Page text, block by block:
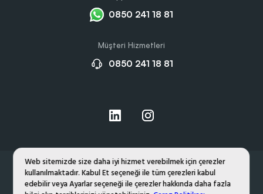
Web sitemizde size daha iyi hizmet verebilmek için çerezler
kullanılmaktadır. Kabul Et seçeneği ile tüm çerezleri kabul
edebilir veya Ayarlar seçeneği ile çerezler hakkında daha fazla
0850 241 18 81
Müşteri Hizmetleri
0850 241 18 81
Hakkımızda
Gizlilik ve Çerez Politikası
Kişisel Verilerin Korunması